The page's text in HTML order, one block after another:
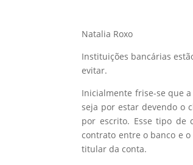
Natalia Roxo
Instituições bancárias
evitar.
Inicialmente frise-se que
seja por estar devendo o
por escrito. Esse tipo de
contrato entre o banco e
titular da conta.